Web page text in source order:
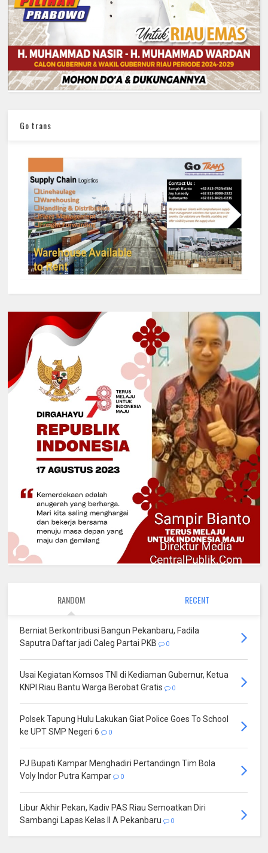
Go trans
RANDOM RECENT
Berniat Berkontribusi Bangun Pekanbaru, Fadila
Saputra Daftar jadi Caleg Partai PKB
0
Usai Kegiatan Komsos TNI di Kediaman Gubernur, Ketua
KNPI Riau Bantu Warga Berobat Gratis
0
Polsek Tapung Hulu Lakukan Giat Police Goes To School
ke UPT SMP Negeri 6
0
PJ Bupati Kampar Menghadiri Pertandingn Tim Bola
Voly Indor Putra Kampar
0
Libur Akhir Pekan, Kadiv PAS Riau Semoatkan Diri
Sambangi Lapas Kelas II A Pekanbaru
0